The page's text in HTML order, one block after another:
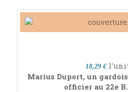
18,29 €
Marius Duport, un gardois
officier au 22e